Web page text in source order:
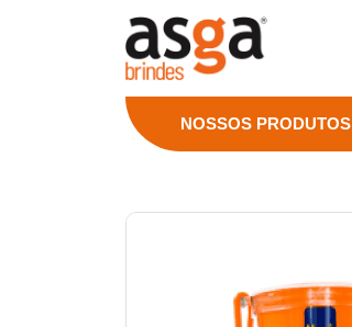
NOSSOS PRODUTOS